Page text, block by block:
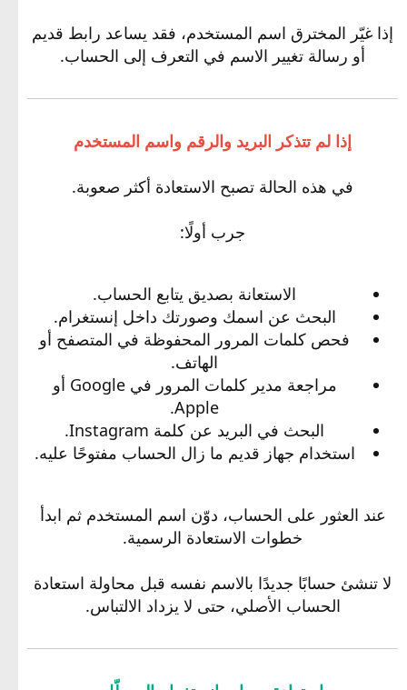
إذا غيّر المخترق اسم المستخدم، فقد يساعد رابط قديم
أو رسالة تغيير الاسم في التعرف إلى الحساب.
إذا لم تتذكر البريد والرقم واسم المستخدم
في هذه الحالة تصبح الاستعادة أكثر صعوبة.
جرب أولًا:
الاستعانة بصديق يتابع الحساب.
البحث عن اسمك وصورتك داخل إنستغرام.
فحص كلمات المرور المحفوظة في المتصفح أو
الهاتف.
مراجعة مدير كلمات المرور في Google أو
Apple.
البحث في البريد عن كلمة Instagram.
استخدام جهاز قديم ما زال الحساب مفتوحًا عليه.
عند العثور على الحساب، دوّن اسم المستخدم ثم ابدأ
خطوات الاستعادة الرسمية.
لا تنشئ حسابًا جديدًا بالاسم نفسه قبل محاولة استعادة
الحساب الأصلي، حتى لا يزداد الالتباس.